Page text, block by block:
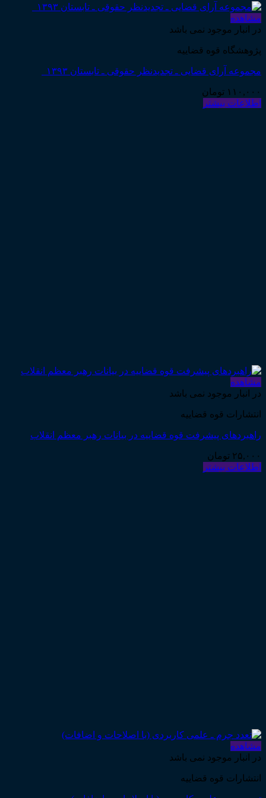
مشاهده
در انبار موجود نمی باشد
پژوهشگاه قوه قضاییه
مجموعه آرای قضایی ـ تجدیدنظر حقوقی ـ تابستان ۱۳۹۳
۱۱۰,۰۰۰ تومان
اطلاعات بیشتر
مشاهده
در انبار موجود نمی باشد
انتشارات قوه قضاییه
راهبردهای پیشرفت قوه قضاییه در بیانات رهبر معظم انقلاب
۲۵,۰۰۰ تومان
اطلاعات بیشتر
مشاهده
در انبار موجود نمی باشد
انتشارات قوه قضاییه